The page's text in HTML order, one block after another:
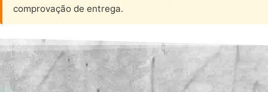
comprovação de entrega.